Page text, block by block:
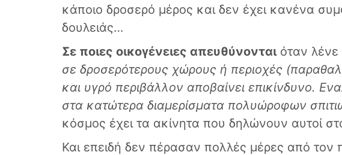
κάποιο δροσερό μέρος και δεν έχει κανένα
δουλειάς…
Σε ποιες οικογένειες απευθύνονταιόταν λένε
σε δροσερότερους χώρους ή περιοχές
και υγρό περιβάλλον αποβαίνει επικίνδυνο.
στα κατώτερα διαμερίσματα πολυώροφων
κόσμος έχει τα ακίνητα που δηλώνουν αυτοί
Και επειδή δεν πέρασαν πολλές μέρες από